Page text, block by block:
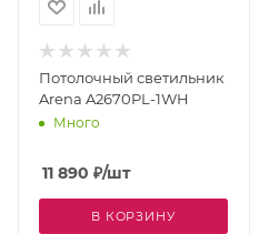
Потолочный светильник
Arena A2670PL-1WH
Много
11 890 ₽/шт
В КОРЗИНУ